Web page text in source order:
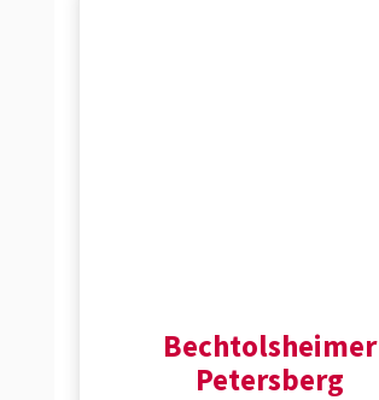
Bechtols­heimer
Petersberg